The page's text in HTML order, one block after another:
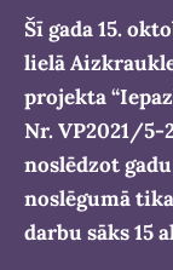
Šī gada 15.
lielā
projekta
Nr. VP2021/
noslēdzot
noslēgumā
darbu sāks 15